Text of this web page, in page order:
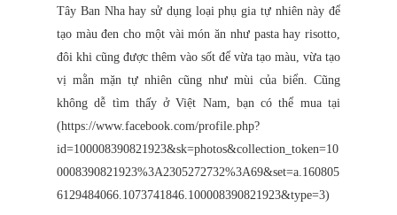
Tây Ban Nha hay sử dụng loại phụ gia tự nhiên này để
tạo màu đen cho một vài món ăn như pasta hay risotto,
đôi khi cũng được thêm vào sốt để vừa tạo màu, vừa tạo
vị mằn mặn tự nhiên cũng như mùi của biển. Cũng
không dễ tìm thấy ở Việt Nam, bạn có thể mua tại
(https://www.facebook.com/profile.php?
id=100008390821923&sk=photos&collection_token=10
0008390821923%3A2305272732%3A69&set=a.160805
6129484066.1073741846.100008390821923&type=3)